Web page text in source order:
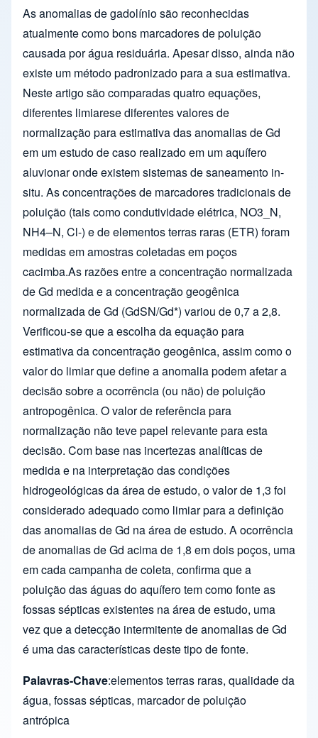
As anomalias de gadolínio são reconhecidas
atualmente como bons marcadores de poluição
causada por água residuária. Apesar disso, ainda não
existe um método padronizado para a sua estimativa.
Neste artigo são comparadas quatro equações,
diferentes limiarese diferentes valores de
normalização para estimativa das anomalias de Gd
em um estudo de caso realizado em um aquífero
aluvionar onde existem sistemas de saneamento in-
situ. As concentrações de marcadores tradicionais de
poluição (tais como condutividade elétrica, NO3_N,
NH4–N, Cl-) e de elementos terras raras (ETR) foram
medidas em amostras coletadas em poços
cacimba.As razões entre a concentração normalizada
de Gd medida e a concentração geogênica
normalizada de Gd (GdSN/Gd*) variou de 0,7 a 2,8.
Verificou-se que a escolha da equação para
estimativa da concentração geogênica, assim como o
valor do limiar que define a anomalia podem afetar a
decisão sobre a ocorrência (ou não) de poluição
antropogênica. O valor de referência para
normalização não teve papel relevante para esta
decisão. Com base nas incertezas analíticas de
medida e na interpretação das condições
hidrogeológicas da área de estudo, o valor de 1,3 foi
considerado adequado como limiar para a definição
das anomalias de Gd na área de estudo. A ocorrência
de anomalias de Gd acima de 1,8 em dois poços, uma
em cada campanha de coleta, confirma que a
poluição das águas do aquífero tem como fonte as
fossas sépticas existentes na área de estudo, uma
vez que a detecção intermitente de anomalias de Gd
é uma das características deste tipo de fonte.
Palavras-Chave:elementos terras raras, qualidade da
água, fossas sépticas, marcador de poluição
antrópica